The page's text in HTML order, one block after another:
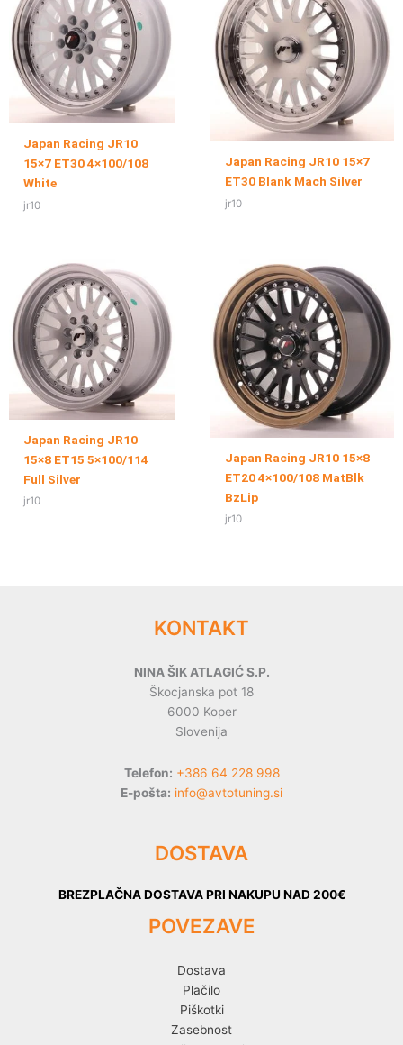
Japan Racing JR10
15×7 ET30 4×100/108
White
jr10
Japan Racing JR10 15×7
ET30 Blank Mach Silver
jr10
Japan Racing JR10
15×8 ET15 5×100/114
Full Silver
jr10
Japan Racing JR10 15×8
ET20 4×100/108 MatBlk
BzLip
jr10
KONTAKT
NINA ŠIK ATLAGIĆ S.P.
Škocjanska pot 18
6000 Koper
Slovenija
Telefon: +386 64 228 998
E-pošta: info@avtotuning.si
DOSTAVA
BREZPLAČNA DOSTAVA PRI NAKUPU NAD 200€
POVEZAVE
Dostava
Plačilo
Piškotki
Zasebnost